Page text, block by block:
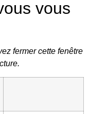
les
récits, étayés
rien
Belgique, mais
de peur de
vous
fermer cette fenêtre